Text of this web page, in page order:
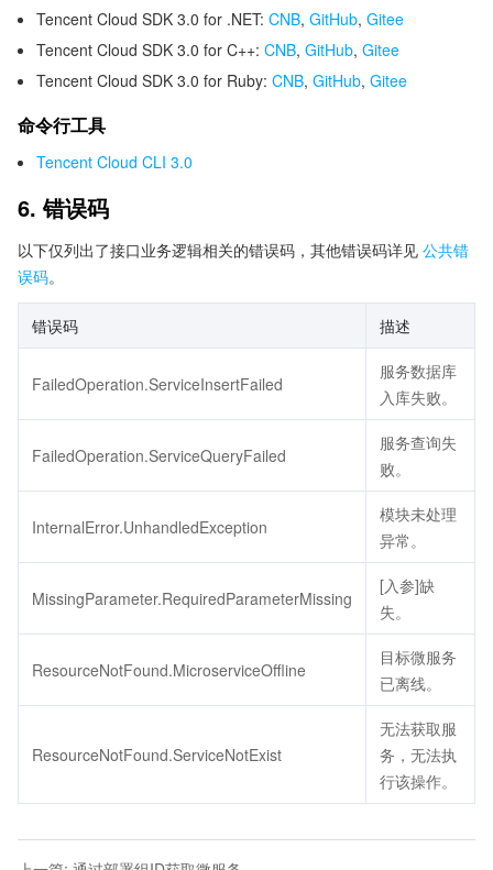
Tencent Cloud SDK 3.0 for .NET: CNB, GitHub, Gitee
Tencent Cloud SDK 3.0 for C++: CNB, GitHub, Gitee
Tencent Cloud SDK 3.0 for Ruby: CNB, GitHub, Gitee
命令行工具
Tencent Cloud CLI 3.0
6. 错误码
以下仅列出了接口业务逻辑相关的错误码，其他错误码详见 公共错
误码。
错误码 描述
FailedOperation.ServiceInsertFailed
服务数据库
入库失败。
FailedOperation.ServiceQueryFailed
服务查询失
败。
InternalError.UnhandledException
模块未处理
异常。
MissingParameter.RequiredParameterMissing
[入参]缺
失。
ResourceNotFound.MicroserviceOffline
目标微服务
已离线。
ResourceNotFound.ServiceNotExist
无法获取服
务，无法执
行该操作。